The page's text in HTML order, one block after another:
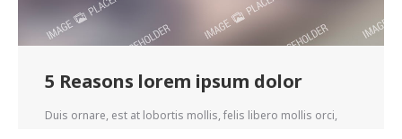
5 Reasons lorem ipsum dolor
Duis ornare, est at lobortis mollis, felis libero mollis orci,